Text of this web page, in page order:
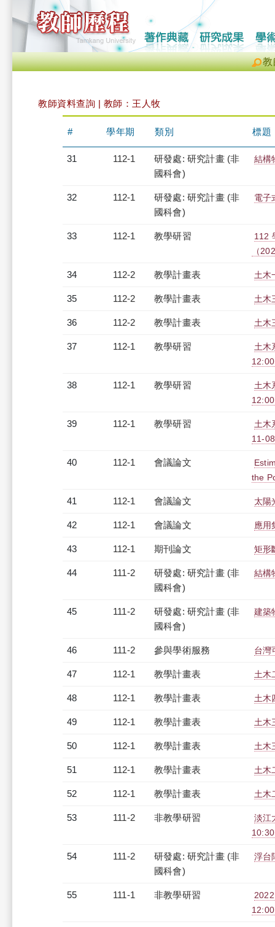
教
教師資料查詢 | 教師：王人牧
# 學年期 類別 標題
31 112-1
研發處: 研究計畫 (非
國科會)
結構
32 112-1
研發處: 研究計畫 (非
國科會)
電子
33 112-1 教學研習
112
（
34 112-2 教學計畫表 土木
35 112-2 教學計畫表 土木
36 112-2 教學計畫表 土木
37 112-1 教學研習
土木
38 112-1 教學研習
土木
39 112-1 教學研習
土木
11-
40 112-1 會議論文
the
41 112-1 會議論文 太陽
42 112-1 會議論文 應用
43 112-1 期刊論文 矩形
44 111-2
研發處: 研究計畫 (非
國科會)
結構
45 111-2
研發處: 研究計畫 (非
國科會)
建築
46 111-2 參與學術服務 台灣
47 112-1 教學計畫表 土木
48 112-1 教學計畫表 土木
49 112-1 教學計畫表 土木
50 112-1 教學計畫表 土木
51 112-1 教學計畫表 土木
52 112-1 教學計畫表 土木
53 111-2 非教學研習
淡江
54 111-2
研發處: 研究計畫 (非
國科會)
浮台
55 111-1 非教學研習